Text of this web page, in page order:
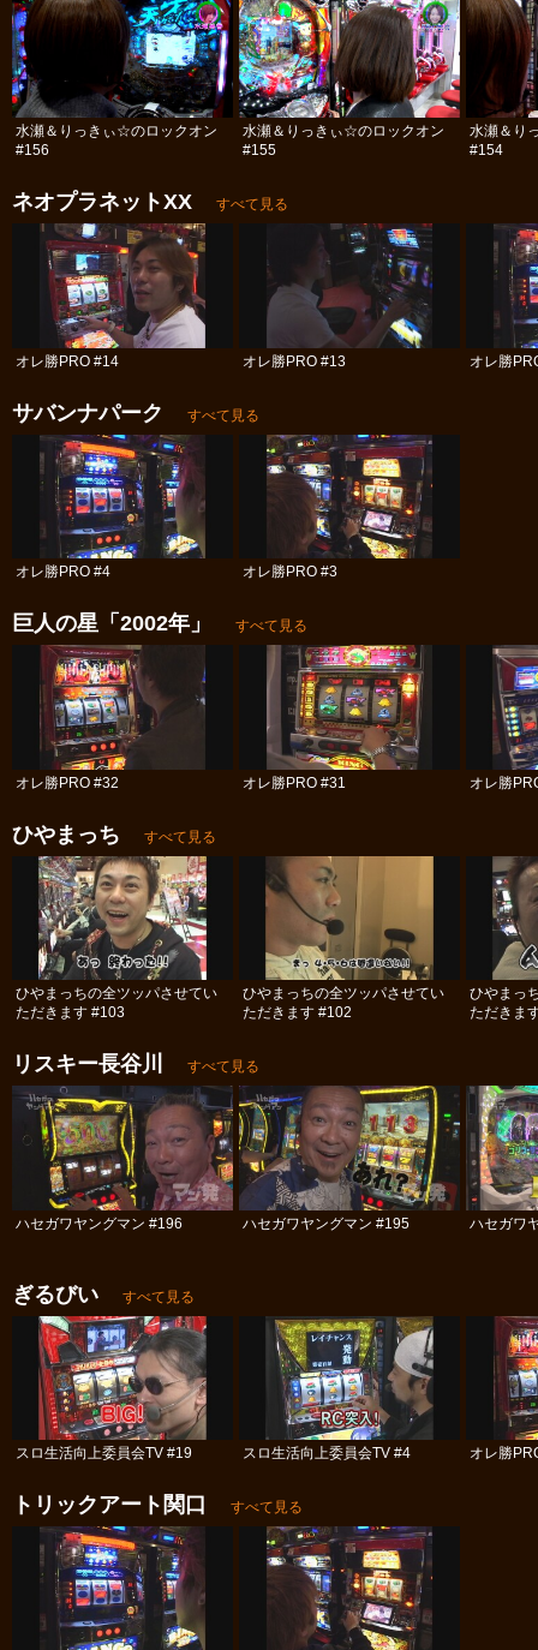
水瀬＆りっきぃ☆のロックオン
#156
水瀬＆りっきぃ☆のロックオン
#155
水瀬＆り
#154
ネオプラネットXX すべて見る
オレ勝PRO #14 オレ勝PRO #13 オレ勝
サバンナパーク すべて見る
オレ勝PRO #4 オレ勝PRO #3
巨人の星「2002年」 すべて見る
オレ勝PRO #32 オレ勝PRO #31 オレ勝
ひやまっち すべて見る
ひやまっちの全ツッパさせてい
ただきます #103
ひやまっちの全ツッパさせてい
ただきます #102
ひやまっ
ただきま
リスキー長谷川 すべて見る
ハセガワヤングマン #196 ハセガワヤングマン #195 ハセガワ
ぎるびい すべて見る
スロ生活向上委員会TV #19 スロ生活向上委員会TV #4 オレ勝
トリックアート関口 すべて見る